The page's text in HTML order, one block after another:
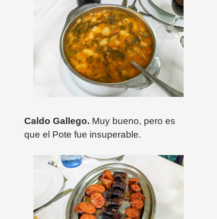
Caldo Gallego. Muy bueno, pero es
que el Pote fue insuperable.